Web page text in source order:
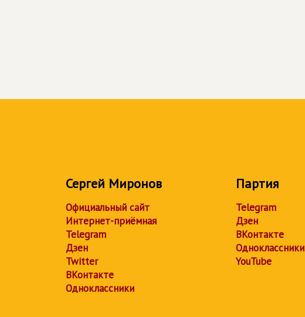
Сергей Миронов
Официальный сайт
Интернет-приёмная
Telegram
Дзен
Twitter
ВКонтакте
Одноклассники
Партия
Telegram
Дзен
ВКонтакте
Одноклассники
YouTube